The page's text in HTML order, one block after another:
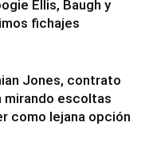
Ellis, Baugh y
fichajes
Jones, contrato
mirando escoltas
como lejana opción